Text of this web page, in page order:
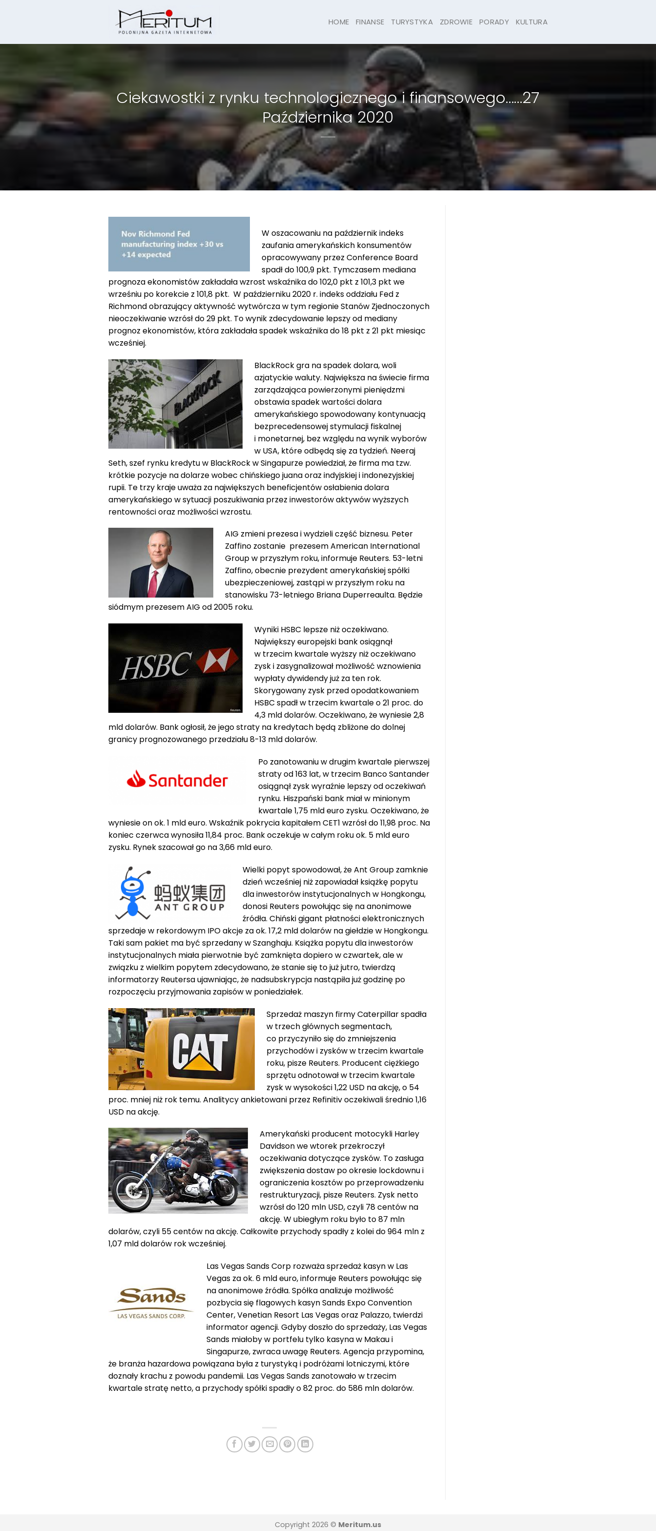
HOME FINANSE TURYSTYKA ZDROWIE PORADY KULTURA
Ciekawostki z rynku technologicznego i finansowego……27
Października 2020
W oszacowaniu na październik indeks
zaufania amerykańskich konsumentów
opracowywany przez Conference Board
spadł do 100,9 pkt. Tymczasem mediana
prognoza ekonomistów zakładała wzrost wskaźnika do 102,0 pkt z 101,3 pkt we
wrześniu po korekcie z 101,8 pkt. W październiku 2020 r. indeks oddziału Fed z
Richmond obrazujący aktywność wytwórcza w tym regionie Stanów Zjednoczonych
nieoczekiwanie wzrósł do 29 pkt. To wynik zdecydowanie lepszy od mediany
prognoz ekonomistów, która zakładała spadek wskaźnika do 18 pkt z 21 pkt miesiąc
wcześniej.
BlackRock gra na spadek dolara, woli
azjatyckie waluty. Największa na świecie firma
zarządzająca powierzonymi pieniędzmi
obstawia spadek wartości dolara
amerykańskiego spowodowany kontynuacją
bezprecedensowej stymulacji fiskalnej
i monetarnej, bez względu na wynik wyborów
w USA, które odbędą się za tydzień. Neeraj
Seth, szef rynku kredytu w BlackRock w Singapurze powiedział, że firma ma tzw.
krótkie pozycje na dolarze wobec chińskiego juana oraz indyjskiej i indonezyjskiej
rupii. Te trzy kraje uważa za największych beneficjentów osłabienia dolara
amerykańskiego w sytuacji poszukiwania przez inwestorów aktywów wyższych
rentowności oraz możliwości wzrostu.
AIG zmieni prezesa i wydzieli część biznesu. Peter
Zaffino zostanie prezesem American International
Group w przyszłym roku, informuje Reuters. 53-letni
Zaffino, obecnie prezydent amerykańskiej spółki
ubezpieczeniowej, zastąpi w przyszłym roku na
stanowisku 73-letniego Briana Duperreaulta. Będzie
siódmym prezesem AIG od 2005 roku.
Wyniki HSBC lepsze niż oczekiwano.
Największy europejski bank osiągnął
w trzecim kwartale wyższy niż oczekiwano
zysk i zasygnalizował możliwość wznowienia
wypłaty dywidendy już za ten rok.
Skorygowany zysk przed opodatkowaniem
HSBC spadł w trzecim kwartale o 21 proc. do
4,3 mld dolarów. Oczekiwano, że wyniesie 2,8
mld dolarów. Bank ogłosił, że jego straty na kredytach będą zbliżone do dolnej
granicy prognozowanego przedziału 8-13 mld dolarów.
Po zanotowaniu w drugim kwartale pierwszej
straty od 163 lat, w trzecim Banco Santander
osiągnął zysk wyraźnie lepszy od oczekiwań
rynku. Hiszpański bank miał w minionym
kwartale 1,75 mld euro zysku. Oczekiwano, że
wyniesie on ok. 1 mld euro. Wskaźnik pokrycia kapitałem CET1 wzrósł do 11,98 proc. Na
koniec czerwca wynosiła 11,84 proc. Bank oczekuje w całym roku ok. 5 mld euro
zysku. Rynek szacował go na 3,66 mld euro.
Wielki popyt spowodował, że Ant Group zamknie
dzień wcześniej niż zapowiadał książkę popytu
dla inwestorów instytucjonalnych w Hongkongu,
donosi Reuters powołując się na anonimowe
źródła. Chiński gigant płatności elektronicznych
sprzedaje w rekordowym IPO akcje za ok. 17,2 mld dolarów na giełdzie w Hongkongu.
Taki sam pakiet ma być sprzedany w Szanghaju. Książka popytu dla inwestorów
instytucjonalnych miała pierwotnie być zamknięta dopiero w czwartek, ale w
związku z wielkim popytem zdecydowano, że stanie się to już jutro, twierdzą
informatorzy Reutersa ujawniając, że nadsubskrypcja nastąpiła już godzinę po
rozpoczęciu przyjmowania zapisów w poniedziałek.
Sprzedaż maszyn firmy Caterpillar spadła
w trzech głównych segmentach,
co przyczyniło się do zmniejszenia
przychodów i zysków w trzecim kwartale
roku, pisze Reuters. Producent ciężkiego
sprzętu odnotował w trzecim kwartale
zysk w wysokości 1,22 USD na akcję, o 54
proc. mniej niż rok temu. Analitycy ankietowani przez Refinitiv oczekiwali średnio 1,16
USD na akcję.
Amerykański producent motocykli Harley
Davidson we wtorek przekroczył
oczekiwania dotyczące zysków. To zasługa
zwiększenia dostaw po okresie lockdownu i
ograniczenia kosztów po przeprowadzeniu
restrukturyzacji, pisze Reuters. Zysk netto
wzrósł do 120 mln USD, czyli 78 centów na
akcję. W ubiegłym roku było to 87 mln
dolarów, czyli 55 centów na akcję. Całkowite przychody spadły z kolei do 964 mln z
1,07 mld dolarów rok wcześniej.
Las Vegas Sands Corp rozważa sprzedaż kasyn w Las
Vegas za ok. 6 mld euro, informuje Reuters powołując się
na anonimowe źródła. Spółka analizuje możliwość
pozbycia się flagowych kasyn Sands Expo Convention
Center, Venetian Resort Las Vegas oraz Palazzo, twierdzi
informator agencji. Gdyby doszło do sprzedaży, Las Vegas
Sands miałoby w portfelu tylko kasyna w Makau i
Singapurze, zwraca uwagę Reuters. Agencja przypomina,
że branża hazardowa powiązana była z turystyką i podróżami lotniczymi, które
doznały krachu z powodu pandemii. Las Vegas Sands zanotowało w trzecim
kwartale stratę netto, a przychody spółki spadły o 82 proc. do 586 mln dolarów.
Copyright 2026 © Meritum.us